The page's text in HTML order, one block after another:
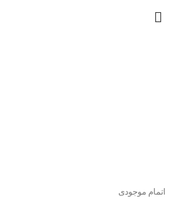
اتمام موجودی